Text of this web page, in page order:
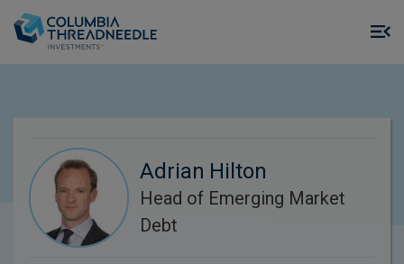
Adrian Hilton
Head of Emerging Market
Debt